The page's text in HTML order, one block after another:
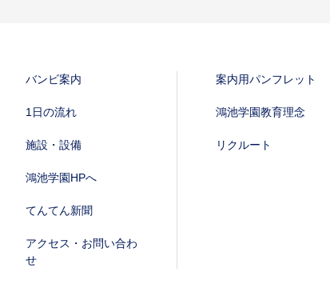
バンビ案内
1日の流れ
施設・設備
鴻池学園HPへ
てんてん新聞
アクセス・お問い合わ
せ
案内用パンフレット
鴻池学園教育理念
リクルート